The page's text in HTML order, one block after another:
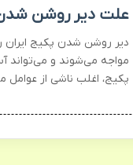
علت دیر روشن شدن
دیر روشن شدن پکیج ایران
مواجه می‌شوند و می‌تواند
پکیج، اغلب ناشی از